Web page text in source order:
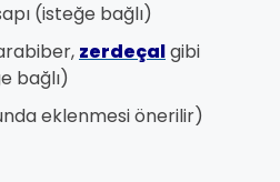
(isteğe bağlı)
zerdeçalgibi
bağlı)
eklenmesi önerilir)